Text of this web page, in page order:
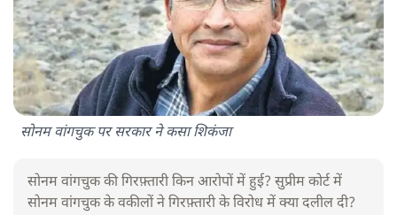
सोनम वांगचुक पर सरकार ने कसा शिकंजा
सोनम वांगचुक की गिरफ़्तारी किन आरोपों में हुई? सुप्रीम कोर्ट में
सोनम वांगचुक के वकीलों ने गिरफ़्तारी के विरोध में क्या दलील दी?